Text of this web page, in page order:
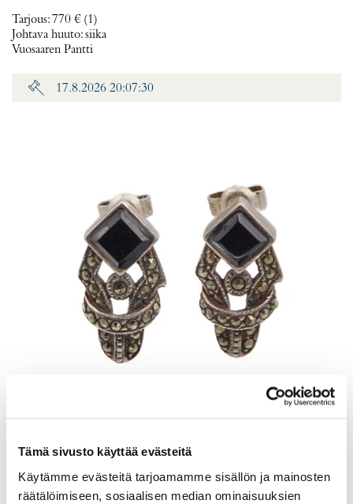
Tämä sivusto käyttää evästeitä
Käytämme evästeitä tarjoamamme sisällön ja mainosten
räätälöimiseen, sosiaalisen median ominaisuuksien
Tarjous:770 € (1)
Johtava huuto:siika
Vuosaaren Pantti
17.8.2026 20:07:30
Kivikorvakorut, korkeus 20mm, 925br, Paino: 3,8 g
Lähtöhinta:6 €
Johtava huuto: